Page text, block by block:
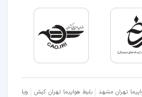
تهران مشهد بلیط هواپیما تهران کیش ویلا شمال